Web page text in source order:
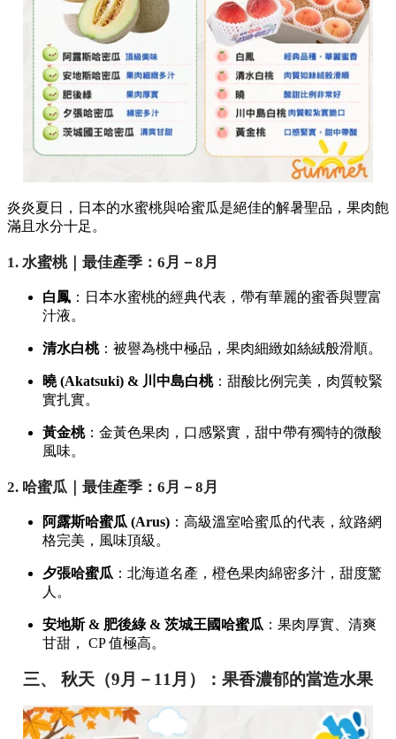
炎炎夏日，日本的水蜜桃與哈蜜瓜是絕佳的解暑聖品，果肉飽
滿且水分十足。
1. 水蜜桃｜最佳產季：6月－8月
白鳳 ：日本水蜜桃的經典代表，帶有華麗的蜜香與豐富
汁液。
清水白桃：被譽為桃中極品，果肉細緻如絲絨般滑順。
曉 (Akatsuki) & 川中島白桃：甜酸比例完美，肉質較緊
實扎實。
黃金桃：金黃色果肉，口感緊實，甜中帶有獨特的微酸
風味。
2. 哈蜜瓜｜最佳產季：6月－8月
阿露斯哈蜜瓜 (Arus) ：高級溫室哈蜜瓜的代表，紋路網
格完美，風味頂級。
夕張哈蜜瓜 ：北海道名產，橙色果肉綿密多汁，甜度驚
人。
安地斯 & 肥後綠 & 茨城王國哈蜜瓜 ：果肉厚實、清爽
甘甜， CP 值極高。
三、 秋天（9月－11月）：果香濃郁的當造水果